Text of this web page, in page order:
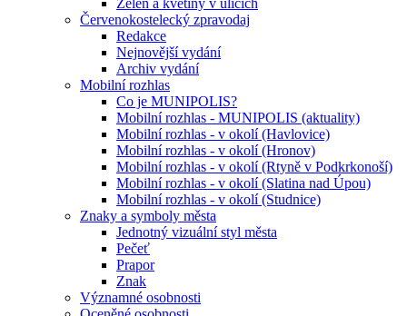
Zeleň a květiny v ulicích
Červenokostelecký zpravodaj
Redakce
Nejnovější vydání
Archiv vydání
Mobilní rozhlas
Co je MUNIPOLIS?
Mobilní rozhlas - MUNIPOLIS (aktuality)
Mobilní rozhlas - v okolí (Havlovice)
Mobilní rozhlas - v okolí (Hronov)
Mobilní rozhlas - v okolí (Rtyně v Podkrkonoší)
Mobilní rozhlas - v okolí (Slatina nad Úpou)
Mobilní rozhlas - v okolí (Studnice)
Znaky a symboly města
Jednotný vizuální styl města
Pečeť
Prapor
Znak
Významné osobnosti